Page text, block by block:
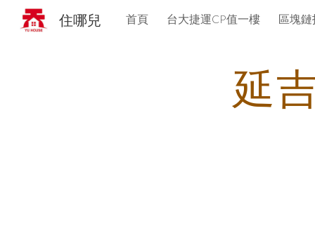
住哪兒 首頁 台大捷運CP值一樓 區塊
延